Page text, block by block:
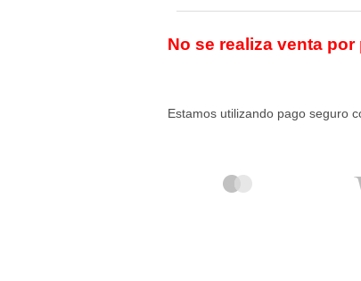
No se realiza venta por
Estamos utilizando pago seguro